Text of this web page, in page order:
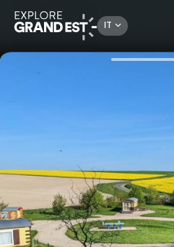
IT
Case vacanza Confortevole